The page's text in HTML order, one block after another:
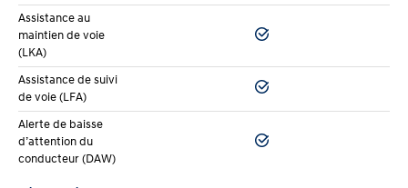
Assistance au
maintien de voie
(LKA)
Assistance de suivi
de voie (LFA)
Alerte de baisse
d’attention du
conducteur (DAW)